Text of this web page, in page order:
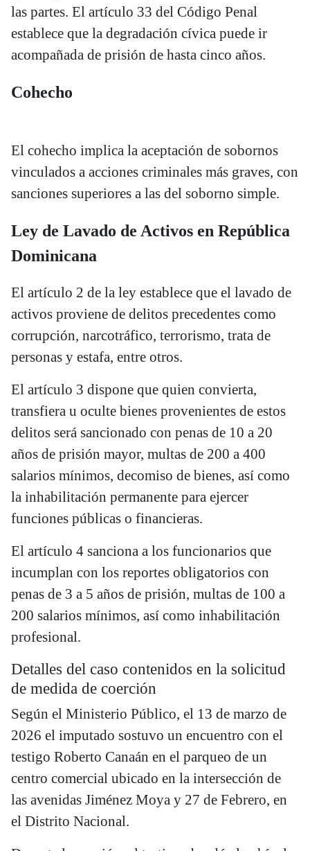
las partes. El artículo 33 del Código Penal
establece que la degradación cívica puede ir
acompañada de prisión de hasta cinco años.
Cohecho
El cohecho implica la aceptación de sobornos
vinculados a acciones criminales más graves, con
sanciones superiores a las del soborno simple.
Ley de Lavado de Activos en República
Dominicana
El artículo 2 de la ley establece que el lavado de
activos proviene de delitos precedentes como
corrupción, narcotráfico, terrorismo, trata de
personas y estafa, entre otros.
El artículo 3 dispone que quien convierta,
transfiera u oculte bienes provenientes de estos
delitos será sancionado con penas de 10 a 20
años de prisión mayor, multas de 200 a 400
salarios mínimos, decomiso de bienes, así como
la inhabilitación permanente para ejercer
funciones públicas o financieras.
El artículo 4 sanciona a los funcionarios que
incumplan con los reportes obligatorios con
penas de 3 a 5 años de prisión, multas de 100 a
200 salarios mínimos, así como inhabilitación
profesional.
Detalles del caso contenidos en la solicitud
de medida de coerción
Según el Ministerio Público, el 13 de marzo de
2026 el imputado sostuvo un encuentro con el
testigo Roberto Canaán en el parqueo de un
centro comercial ubicado en la intersección de
las avenidas Jiménez Moya y 27 de Febrero, en
el Distrito Nacional.